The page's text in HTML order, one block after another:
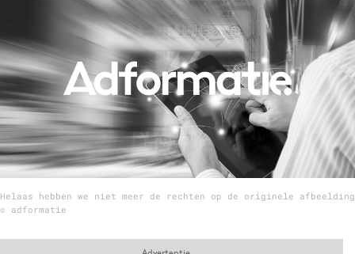
Menu
Home
9 sept: GenAI-training
12 nov: MarketingLive!
Adverteren
Events
Helaas hebben we niet meer de rechten op de originele afbeelding
© adformatie